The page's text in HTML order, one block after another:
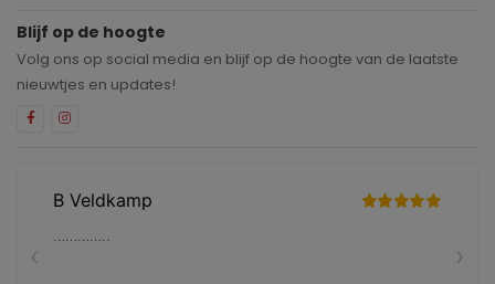
Blijf op de hoogte
Volg ons op social media en blijf op de hoogte van de laatste
nieuwtjes en updates!